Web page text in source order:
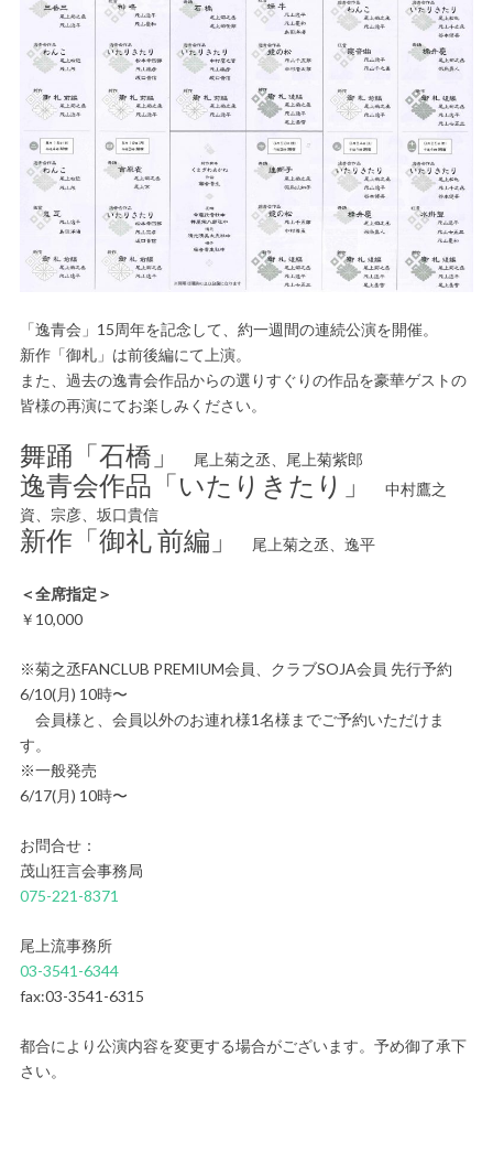
「逸青会」15周年を記念して、約一週間の連続公演を開催。
新作「御札」は前後編にて上演。
また、過去の逸青会作品からの選りすぐりの作品を豪華ゲストの
皆様の再演にてお楽しみください。
舞踊「石橋」 尾上菊之丞、尾上菊紫郎
逸青会作品「いたりきたり」
中村鷹之
資、宗彦、坂口貴信
新作「御礼 前編」 尾上菊之丞、逸平
＜全席指定＞
￥10,000
※菊之丞FANCLUB PREMIUM会員、クラブSOJA会員 先行予約
6/10(月) 10時〜
会員様と、会員以外のお連れ様1名様までご予約いただけま
す。
※一般発売
6/17(月) 10時〜
お問合せ：
茂山狂言会事務局
075-221-8371
尾上流事務所
03-3541-6344
fax:03-3541-6315
都合により公演内容を変更する場合がございます。予め御了承下
さい。